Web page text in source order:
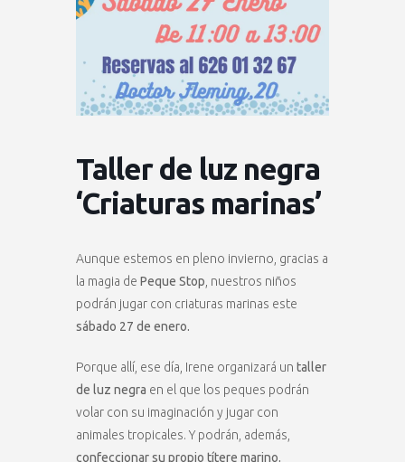
Taller de luz negra
‘Criaturas marinas’
Aunque estemos en pleno invierno, gracias a
la magia de Peque Stop , nuestros niños
podrán jugar con criaturas marinas este
sábado 27 de enero.
Porque allí, ese día, Irene organizará un taller
de luz negra en el que los peques podrán
volar con su imaginación y jugar con
animales tropicales. Y podrán, además,
confeccionar su propio títere marino.